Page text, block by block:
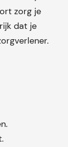
zorg je
dat je